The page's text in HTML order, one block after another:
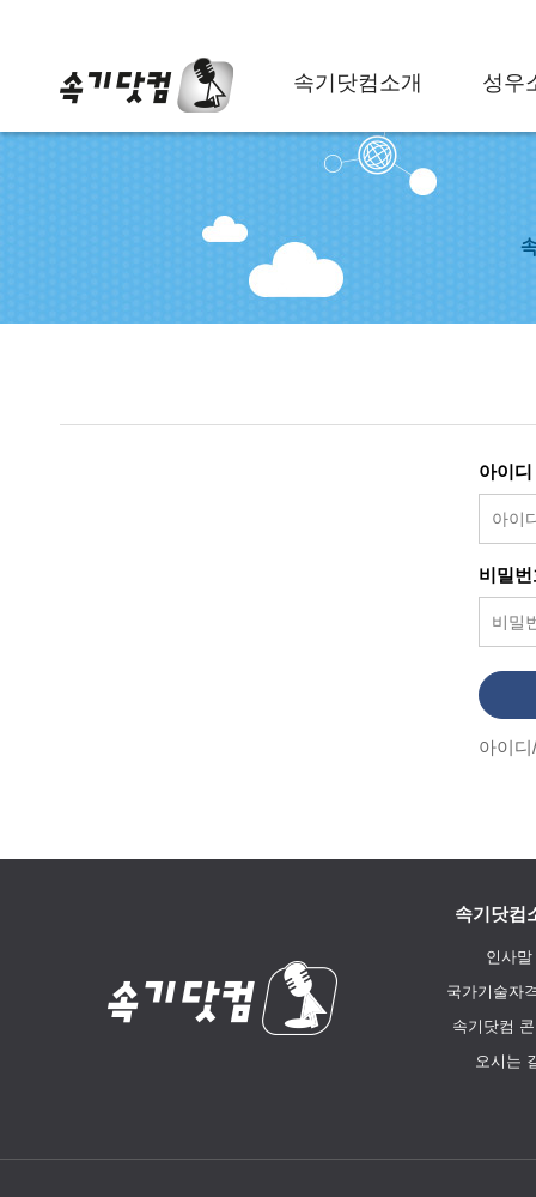
속기닷컴소개 성우
아이디
비밀
아이
속기닷컴
인사말
국가기술자
속기닷컴
오시는